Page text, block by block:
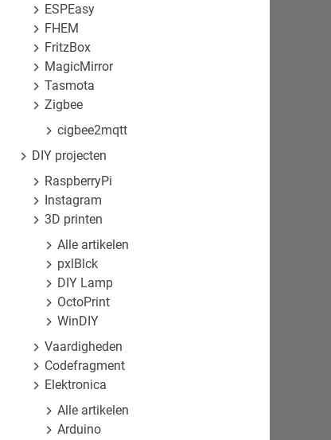
ESPEasy
FHEM
FritzBox
MagicMirror
Tasmota
Zigbee
cigbee2mqtt
DIY projecten
RaspberryPi
Instagram
3D printen
Alle artikelen
pxlBlck
DIY Lamp
OctoPrint
WinDIY
Vaardigheden
Codefragment
Elektronica
Alle artikelen
Arduino